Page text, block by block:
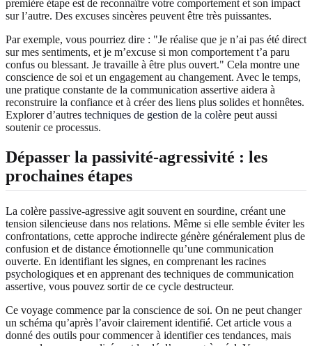
première étape est de reconnaître votre comportement et son impact
sur l’autre. Des excuses sincères peuvent être très puissantes.
Par exemple, vous pourriez dire : "Je réalise que je n’ai pas été direct
sur mes sentiments, et je m’excuse si mon comportement t’a paru
confus ou blessant. Je travaille à être plus ouvert." Cela montre une
conscience de soi et un engagement au changement. Avec le temps,
une pratique constante de la communication assertive aidera à
reconstruire la confiance et à créer des liens plus solides et honnêtes.
Explorer d’autres techniques de gestion de la colère peut aussi
soutenir ce processus.
Dépasser la passivité-agressivité : les
prochaines étapes
La colère passive-agressive agit souvent en sourdine, créant une
tension silencieuse dans nos relations. Même si elle semble éviter les
confrontations, cette approche indirecte génère généralement plus de
confusion et de distance émotionnelle qu’une communication
ouverte. En identifiant les signes, en comprenant les racines
psychologiques et en apprenant des techniques de communication
assertive, vous pouvez sortir de ce cycle destructeur.
Ce voyage commence par la conscience de soi. On ne peut changer
un schéma qu’après l’avoir clairement identifié. Cet article vous a
donné des outils pour commencer à identifier ces tendances, mais